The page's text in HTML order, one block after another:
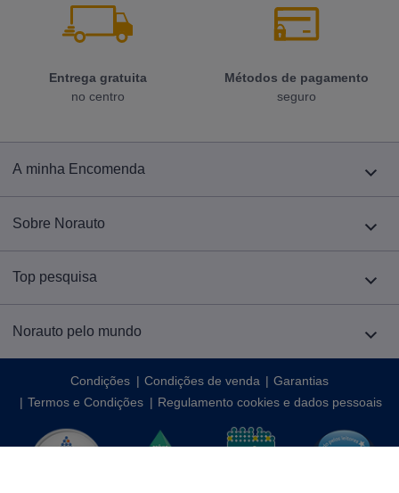
A minha Encomenda
Sobre Norauto
Top pesquisa
Norauto pelo mundo
Entrega gratuita
no centro
Métodos de pagamento
seguro
Condições Condições de venda
Garantias
Termos e Condições
Regulamento cookies e dados pessoais